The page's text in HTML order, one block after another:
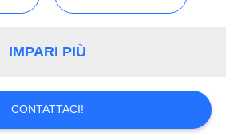
IMPARI PIÙ
CONTATTACI!